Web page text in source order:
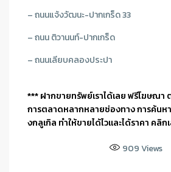
– ถนนแจ้งวัฒนะ-ปากเกร็ด 33
– ถนน ติวานนท์-ปากเกร็ด
– ถนนเลียบคลองประปา
*** ฝากขายทรัพย์เราได้เลย ฟรีโฆษณ
การตลาดหลากหลายช่องทาง การค้น
งกลูเกิล ทำให้ขายได้ไวและได้ราคา คลิก
909Views